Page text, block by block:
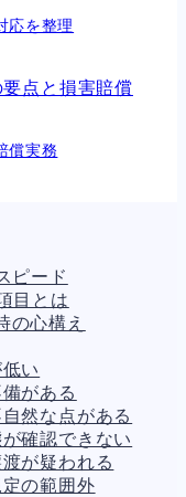
応を整理
償実務
ピード
目とは
の心構え
い
がある
然な点がある
確認できない
が疑われる
の範囲外